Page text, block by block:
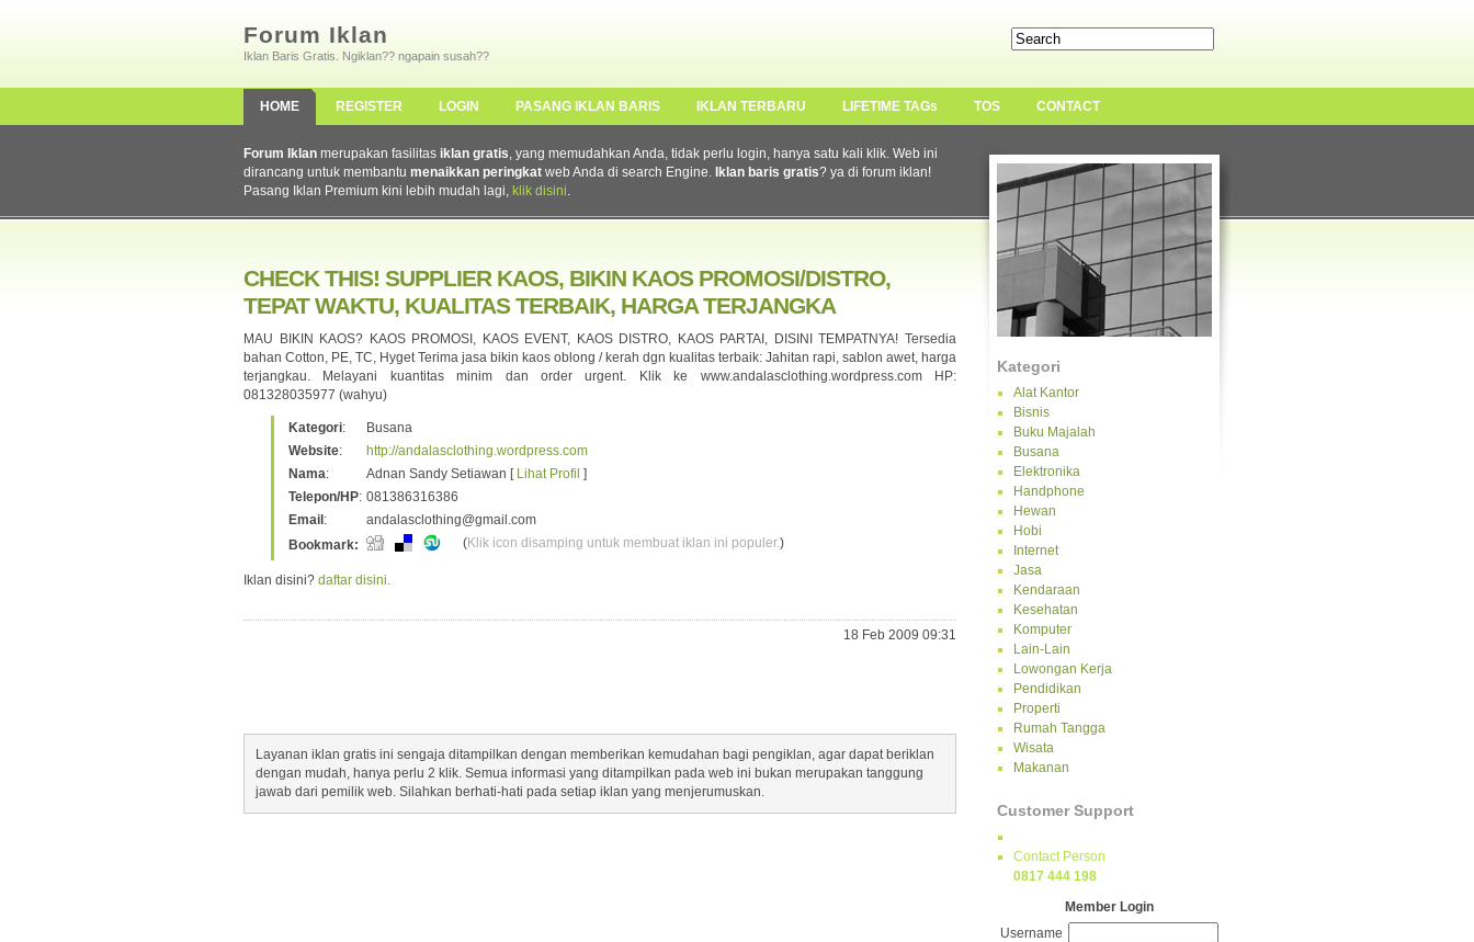
Forum Iklan
Iklan Baris Gratis. Ngiklan?? ngapain susah??
HOME REGISTER LOGIN PASANG IKLAN BARIS IKLAN TERBARU LIFETIME TAGs TOS CONTACT
Kategori
Alat Kantor
Bisnis
Buku Majalah
Busana
Elektronika
Handphone
Hewan
Hobi
Internet
Jasa
Kendaraan
Kesehatan
Komputer
Lain-Lain
Lowongan Kerja
Pendidikan
Properti
Rumah Tangga
Wisata
Makanan
Customer Support
Contact Person
0817 444 198
Member Login
Username
Forum Iklan merupakan fasilitas iklan gratis, yang memudahkan Anda, tidak perlu login, hanya satu kali klik. Web ini
dirancang untuk membantu menaikkan peringkat web Anda di search Engine. Iklan baris gratis? ya di forum iklan!
Pasang Iklan Premium kini lebih mudah lagi, klik disini.
CHECK THIS! SUPPLIER KAOS, BIKIN KAOS PROMOSI/DISTRO,
TEPAT WAKTU, KUALITAS TERBAIK, HARGA TERJANGKA
MAU BIKIN KAOS? KAOS PROMOSI, KAOS EVENT, KAOS DISTRO, KAOS PARTAI, DISINI TEMPATNYA! Tersedia
bahan Cotton, PE, TC, Hyget Terima jasa bikin kaos oblong / kerah dgn kualitas terbaik: Jahitan rapi, sablon awet, harga
terjangkau. Melayani kuantitas minim dan order urgent. Klik ke www.andalasclothing.wordpress.com HP:
081328035977 (wahyu)
Kategori:
Busana
Website:
http://andalasclothing.wordpress.com
Nama: Adnan Sandy Setiawan [ Lihat Profil ]
Telepon/HP: 081386316386
Email :
andalasclothing@gmail.com
Bookmark:
(Klik icon disamping untuk membuat iklan ini populer.)
Iklan disini? daftar disini.
18 Feb 2009 09:31
Layanan iklan gratis ini sengaja ditampilkan dengan memberikan kemudahan bagi pengiklan, agar dapat beriklan
dengan mudah, hanya perlu 2 klik. Semua informasi yang ditampilkan pada web ini bukan merupakan tanggung
jawab dari pemilik web. Silahkan berhati-hati pada setiap iklan yang menjerumuskan.